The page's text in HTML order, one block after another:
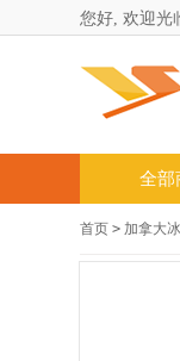
您好, 欢迎光
全部
首页 > 加拿大